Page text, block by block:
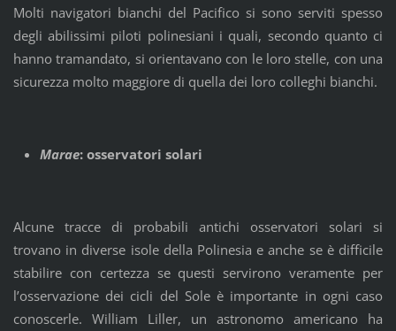
Molti navigatori bianchi del Pacifico si sono serviti spesso
degli abilissimi piloti polinesiani i quali, secondo quanto ci
hanno tramandato, si orientavano con le loro stelle, con una
sicurezza molto maggiore di quella dei loro colleghi bianchi.
Marae: osservatori solari
Alcune tracce di probabili antichi osservatori solari si
trovano in diverse isole della Polinesia e anche se è difficile
stabilire con certezza se questi servirono veramente per
l’osservazione dei cicli del Sole è importante in ogni caso
conoscerle. William Liller, un astronomo americano ha